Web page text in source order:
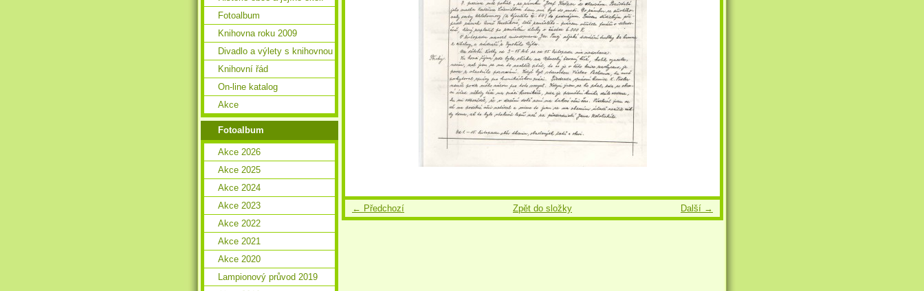
← Předchozí Další →
Zpět do složky
Fotoalbum
Knihovna roku 2009
Divadlo a výlety s knihovnou
Knihovní řád
On-line katalog
Akce
Fotoalbum
Akce 2026
Akce 2025
Akce 2024
Akce 2023
Akce 2022
Akce 2021
Akce 2020
Lampionový průvod 2019